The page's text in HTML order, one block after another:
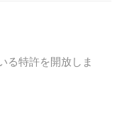
る特許を開放しま